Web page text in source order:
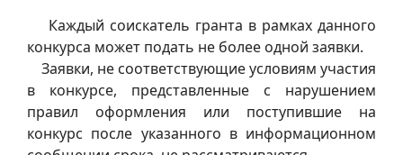
Каждый соискатель гранта в рамках данного
конкурса может подать не более одной заявки.
Заявки, не соответствующие условиям участия
в конкурсе, представленные с нарушением
правил оформления или поступившие на
конкурс после указанного в информационном